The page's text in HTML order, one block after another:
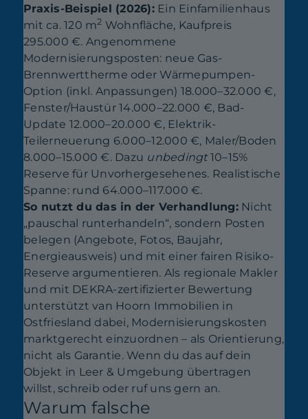
Praxis-Beispiel (2026):Ein Einfamilienhaus
mit ca. 120 m2 Wohnfläche, Kaufpreis
295.000 €. Angenommene
Modernisierungsposten: neue Gas-
Brennwerttherme oder Wärmepumpen-
Option (inkl. Anpassungen) 18.000–32.000 €,
Fenster/Haustür 14.000–22.000 €, Bad-
Update 12.000–20.000 €, Elektrik-
Teilerneuerung 6.000–12.000 €, Maler/Boden
8.000–15.000 €. Dazu unbedingt10–15%
Reserve für Unvorhergesehenes. Realistische
Spanne: rund 64.000–117.000 €.
So nutzt du das in der Verhandlung:Nicht
„pauschal runterhandeln“, sondern Posten
belegen (Angebote, Fotos, Baujahr,
Energieausweis) und mit einer fairen Risiko-
Reserve argumentieren. Als regionale Makler
und mit DEKRA-zertifizierter Bewertung
unterstützt van Hoorn Immobilien in
Ostfriesland dabei, Modernisierungskosten
marktgerecht einzuordnen – als Orientierung,
nicht als Garantie. Wenn du das auf dein
Objekt in Leer & Umgebung übertragen
willst, schreib oder ruf uns gern an.
Warum falsche